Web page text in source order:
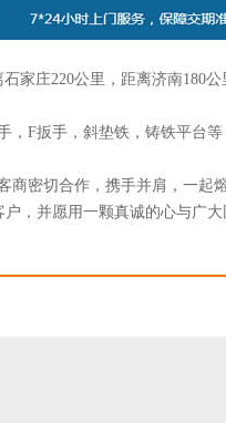
庄220公里，距离济南180
F扳手，斜垫铁，铸铁平台
密切合作，携手并肩，一起
，并愿用一颗真诚的心与广